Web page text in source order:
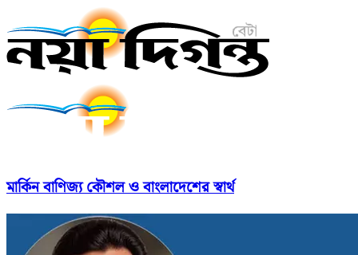
মার্কিন বাণিজ্য কৌশল ও বাংলাদেশের স্বার্থ